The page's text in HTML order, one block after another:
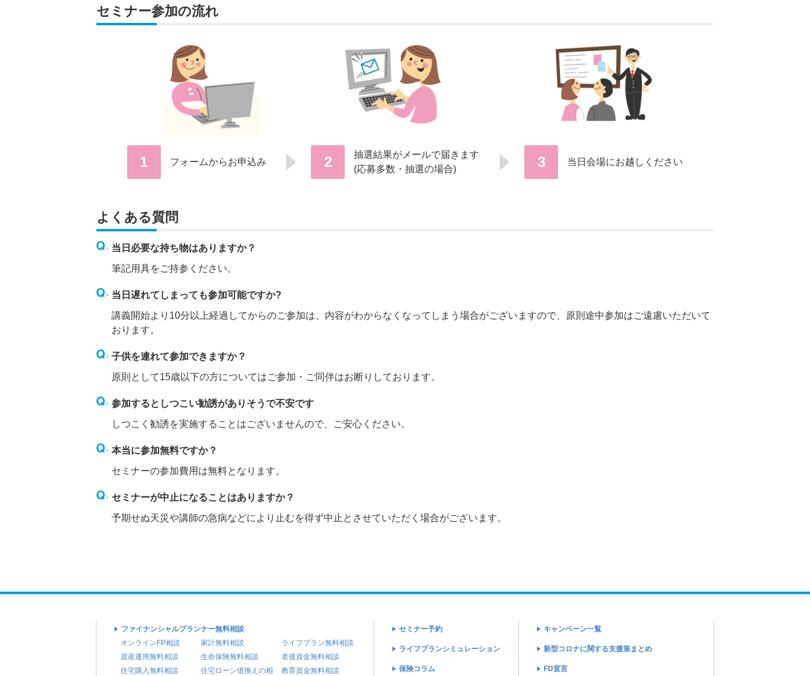
セミナー参加の流れ
1 フォームからお申込み 2
抽選結果がメールで届きます
(応募多数・抽選の場合)
3 当日会場にお越しください
よくある質問
当日必要な持ち物はありますか？
筆記用具をご持参ください。
当日遅れてしまっても参加可能ですか?
講義開始より10分以上経過してからのご参加は、内容がわからなくなってしまう場合がございますので、原則途中参加はご遠慮いただいて
おります。
子供を連れて参加できますか？
原則として15歳以下の方についてはご参加・ご同伴はお断りしております。
参加するとしつこい勧誘がありそうで不安です
しつこく勧誘を実施することはございませんので、ご安心ください。
本当に参加無料ですか？
セミナーの参加費用は無料となります。
セミナーが中止になることはありますか？
予期せぬ天災や講師の急病などにより止むを得ず中止とさせていただく場合がございます。
ファイナンシャルプランナー無料相談
オンラインFP相談
家計無料相談
ライフプラン無料相談
資産運用無料相談
生命保険無料相談
老後資金無料相談
住宅購入無料相談
住宅ローン借換えの相 教育資金無料相談
セミナー予約
ライフプランシミュレーション
保険コラム
キャンペーン一覧
新型コロナに関する支援策まとめ
FD宣言